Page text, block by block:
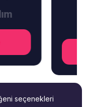
seçenekleri